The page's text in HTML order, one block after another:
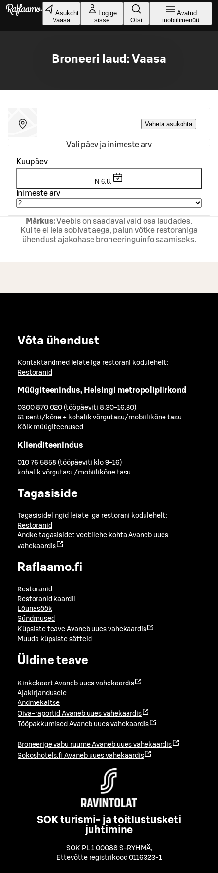
Liigu peamise sisu juurde
Asukoht
Vaasa
Logige
sisse
Otsi
Avatud
mobiilimenüü
Broneeri laud: Vaasa
Vaheta asukohta
Vali päev ja inimeste arv
Kuupäev
N 6.8.
Inimeste arv
Märkus:Veebis on saadaval vaid osa laudades.
Kui te ei leia sobivat aega, palun võtke restoraniga
ühendust ajakohase broneeringuinfo saamiseks.
Võta ühendust
Kontaktandmed leiate iga restorani kodulehelt:
Restoranid
Müügiteenindus, Helsingi metropolipiirkond
0300 870 020 (tööpäeviti 8.30-16.30)
51 senti/kõne + kohalik võrgutasu/mobiilikõne tasu
Kõik müügiteenused
Klienditeenindus
010 76 5858 (tööpäeviti klo 9-16)
kohalik võrgutasu/mobiilikõne tasu
Tagasiside
Tagasisidelingid leiate iga restorani kodulehelt:
Restoranid
Andke tagasisidet veebilehe kohta Avaneb uues
vahekaardis
Raflaamo.fi
Restoranid
Restoranid kaardil
Lõunasöök
Sündmused
Küpsiste teave Avaneb uues vahekaardis
Muuda küpsiste sätteid
Üldine teave
Kinkekaart Avaneb uues vahekaardis
Ajakirjandusele
Andmekaitse
Oiva-raportid Avaneb uues vahekaardis
Tööpakkumised Avaneb uues vahekaardis
Broneerige vabu ruume Avaneb uues vahekaardis
Sokoshotels.fi Avaneb uues vahekaardis
SOK turismi- ja toitlustusketi
juhtimine
SOK PL 1 00088 S-RYHMÄ,
Ettevõtte registrikood 0116323-1